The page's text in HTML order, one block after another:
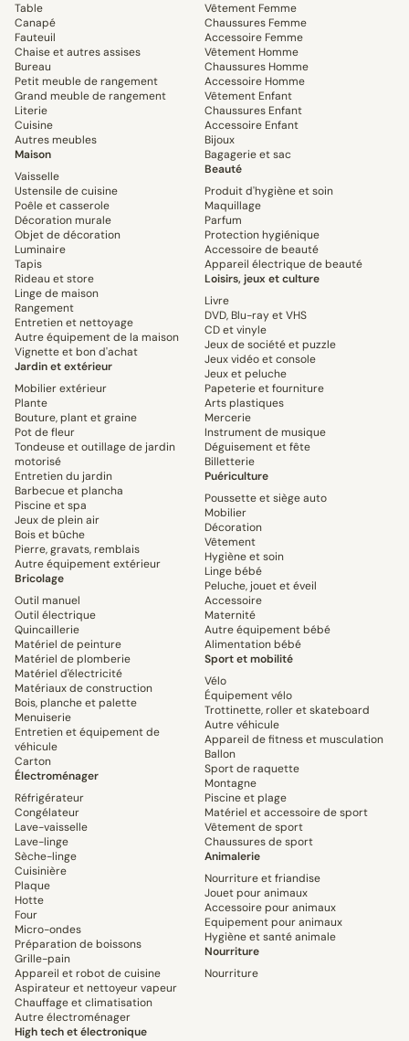
Table
Canapé
Fauteuil
Chaise et autres assises
Bureau
Petit meuble de rangement
Grand meuble de rangement
Literie
Cuisine
Autres meubles
Maison
Vaisselle
Ustensile de cuisine
Poêle et casserole
Décoration murale
Objet de décoration
Luminaire
Tapis
Rideau et store
Linge de maison
Rangement
Entretien et nettoyage
Autre équipement de la maison
Vignette et bon d'achat
Jardin et extérieur
Mobilier extérieur
Plante
Bouture, plant et graine
Pot de fleur
Tondeuse et outillage de jardin
motorisé
Entretien du jardin
Barbecue et plancha
Piscine et spa
Jeux de plein air
Bois et bûche
Pierre, gravats, remblais
Autre équipement extérieur
Bricolage
Outil manuel
Outil électrique
Quincaillerie
Matériel de peinture
Matériel de plomberie
Matériel d'électricité
Matériaux de construction
Bois, planche et palette
Menuiserie
Entretien et équipement de
véhicule
Carton
Électroménager
Réfrigérateur
Congélateur
Lave-vaisselle
Lave-linge
Sèche-linge
Cuisinière
Plaque
Hotte
Four
Micro-ondes
Préparation de boissons
Grille-pain
Appareil et robot de cuisine
Aspirateur et nettoyeur vapeur
Chauffage et climatisation
Autre électroménager
High tech et électronique
Vêtement Femme
Chaussures Femme
Accessoire Femme
Vêtement Homme
Chaussures Homme
Accessoire Homme
Vêtement Enfant
Chaussures Enfant
Accessoire Enfant
Bijoux
Bagagerie et sac
Beauté
Produit d'hygiène et soin
Maquillage
Parfum
Protection hygiénique
Accessoire de beauté
Appareil électrique de beauté
Loisirs, jeux et culture
Livre
DVD, Blu-ray et VHS
CD et vinyle
Jeux de société et puzzle
Jeux vidéo et console
Jeux et peluche
Papeterie et fourniture
Arts plastiques
Mercerie
Instrument de musique
Déguisement et fête
Billetterie
Puériculture
Poussette et siège auto
Mobilier
Décoration
Vêtement
Hygiène et soin
Linge bébé
Peluche, jouet et éveil
Accessoire
Maternité
Autre équipement bébé
Alimentation bébé
Sport et mobilité
Vélo
Équipement vélo
Trottinette, roller et skateboard
Autre véhicule
Appareil de fitness et musculation
Ballon
Sport de raquette
Montagne
Piscine et plage
Matériel et accessoire de sport
Vêtement de sport
Chaussures de sport
Animalerie
Nourriture et friandise
Jouet pour animaux
Accessoire pour animaux
Equipement pour animaux
Hygiène et santé animale
Nourriture
Nourriture